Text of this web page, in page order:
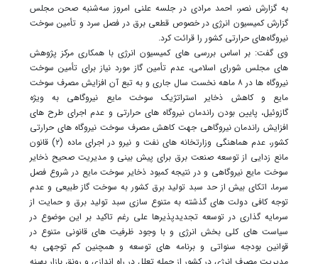
به گزارش نصر، احمد مرادی در جلسه علنی امروز سه‌شنبه صحن مجلس
گزارش کمیسیون انرژی در خصوص قطعی برق در فصل سرد و تأمین سوخت
نیروگاه‌های حرارتی کشور را قرائت کرد.
وی گفت: بر اساس بررسی های کمیسیون انرژی با همکاری مرکز پژوهش
های مجلس شورای اسلامی، عدم تأمین گاز مورد نیاز برای تأمین سوخت
نیروگاه ها در ۸ ماهه نخست سال جاری و به تبع آن افزایش مصرف سوخت
مایع و کاهش ذخایر استراتژیک سوخت مایع نیروگاهی به ویژه
گازوئیل، پایین بودن راندمان نیروگاه های حرارتی و عدم اجرای طرح های
افزایش راندمان نیروگاهی جهت کاهش مصرف سوخت نیروگاه های حرارتی
کشور، عدم هماهنگی وزارتخانه های نفت و نیرو در اجرای ماده (۲) قانون
مانع زدایی از توسعه صنعت برق برای پیش بینی و مدیریت صحیح ذخایر
سوخت مایع نیروگاهی و در نتیجه کمبود ذخایر سوخت مایع در شروع فصل
سرما، اتکای بیش از حد سبد تولید برق کشور به سوخت گاز طبیعی و عدم
توجه کافی دولت های گذشته به متنوع سازی سبد تولید برق و حمایت از
سرمایه گذاری در توسعه تجدیدپذیرها علی رغم تاکید بر این موضوع در
سیاست های کلی بخش انرژی و با وجود ظرفیت های قانونی متنوع در
قوانین بودجه سنواتی و برنامه های توسعه و همچنین کم توجهی به